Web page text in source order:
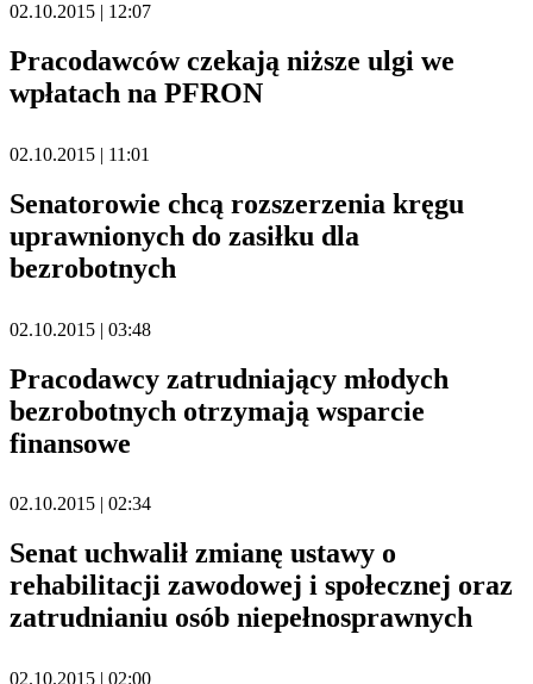
02.10.2015 | 12:07
Pracodawców czekają niższe ulgi we
wpłatach na PFRON
02.10.2015 | 11:01
Senatorowie chcą rozszerzenia kręgu
uprawnionych do zasiłku dla
bezrobotnych
02.10.2015 | 03:48
Pracodawcy zatrudniający młodych
bezrobotnych otrzymają wsparcie
finansowe
02.10.2015 | 02:34
Senat uchwalił zmianę ustawy o
rehabilitacji zawodowej i społecznej oraz
zatrudnianiu osób niepełnosprawnych
02.10.2015 | 02:00